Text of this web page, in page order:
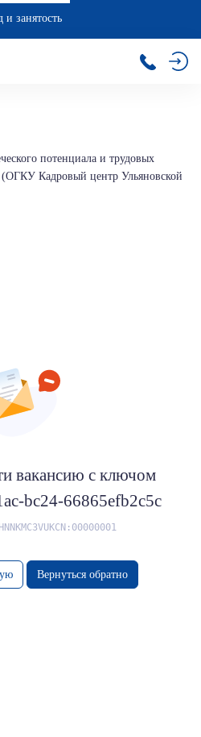
и занятость
потенциала и трудовых
(ОГКУ Кадровый центр Ульяновской
вакансию с ключом
bc24-66865efb2c5c
Вернуться обратно